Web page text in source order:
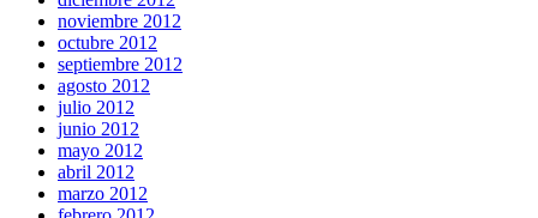
noviembre 2012
octubre 2012
septiembre 2012
agosto 2012
julio 2012
junio 2012
mayo 2012
abril 2012
marzo 2012